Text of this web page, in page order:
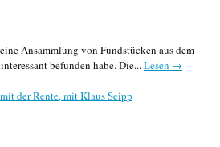
Ansammlung von Fundstücken aus dem
befunden habe. Die... Lesen →
der Rente, mit Klaus Seipp